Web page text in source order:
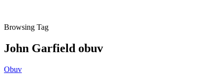
Browsing Tag
John Garfield obuv
Obuv